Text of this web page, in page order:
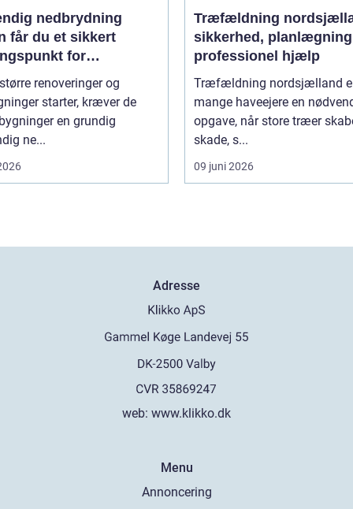
nedbrydning
får du et sikkert
for
renoveringer og
starter, kræver de
en grundig
ne...
Træfældning
sikkerhed,
professionel hjælp
Træfældning nordsjælland
mange haveejere en
opgave, når store træer
skade, s...
09 juni 2026
Adresse
web: www.klikko.dk
Menu
Annoncering